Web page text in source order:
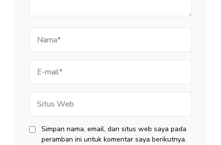
mail
Web
Simpan nama, email, dan situs web saya pada
peramban ini untuk komentar saya berikutnya.